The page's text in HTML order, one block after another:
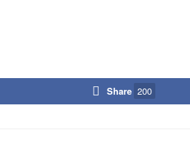
Share 200